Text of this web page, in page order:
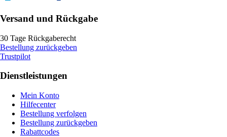
Versand und Rückgabe
30 Tage Rückgaberecht
Bestellung zurückgeben
Trustpilot
Dienstleistungen
Mein Konto
Hilfecenter
Bestellung verfolgen
Bestellung zurückgeben
Rabattcodes